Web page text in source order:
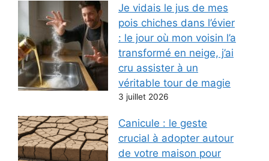
Je vidais le jus de mes
pois chiches dans l’évier
: le jour où mon voisin l’a
transformé en neige, j’ai
cru assister à un
véritable tour de magie
3 juillet 2026
Canicule : le geste
crucial à adopter autour
de votre maison pour